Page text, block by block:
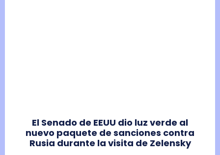
El Senado de EEUU dio luz verde al
nuevo paquete de sanciones contra
Rusia durante la visita de Zelensky